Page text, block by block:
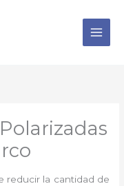
reducir la cantidad de